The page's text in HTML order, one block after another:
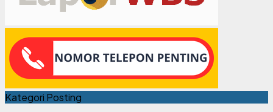
Kategori Posting